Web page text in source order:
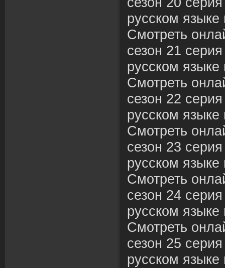
русском
Смотреть
сезон 21
русском
Смотреть
сезон 22
русском
Смотреть
сезон 23
русском
Смотреть
сезон 24
русском
Смотреть
сезон 25
русском